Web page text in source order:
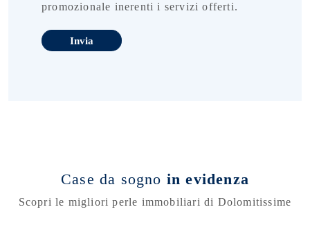
promozionale inerenti i servizi offerti.
Case da sogno in evidenza
Scopri le migliori perle immobiliari di Dolomitissime